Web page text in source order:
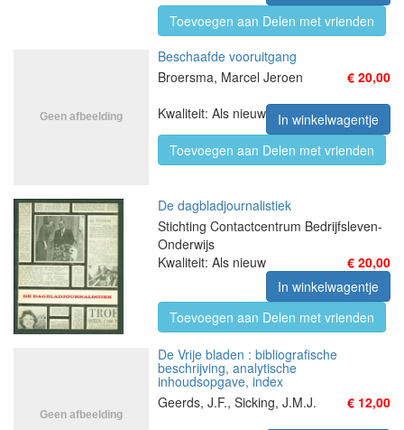
Toevoegen aan Delen met vrienden
Beschaafde vooruitgang
Broersma, Marcel Jeroen
€ 20,00
Kwaliteit: Als nieuw
In winkelwagentje
Toevoegen aan Delen met vrienden
De dagbladjournalistiek
Stichting Contactcentrum Bedrijfsleven-
Onderwijs
€ 20,00
Kwaliteit: Als nieuw
In winkelwagentje
Toevoegen aan Delen met vrienden
De Vrije bladen : bibliografische
beschrijving, analytische
inhoudsopgave, index
Geerds, J.F., Sicking, J.M.J.
€ 12,00